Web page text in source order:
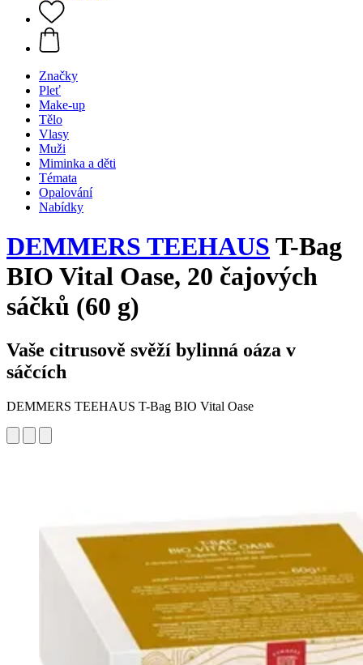
Značky
Pleť
Make-up
Tělo
Vlasy
Muži
Miminka a děti
Témata
Opalování
Nabídky
DEMMERS TEEHAUS T-Bag
BIO Vital Oase, 20 čajových
sáčků (60 g)
Vaše citrusově svěží bylinná oáza v
sáčcích
DEMMERS TEEHAUS T-Bag BIO Vital Oase